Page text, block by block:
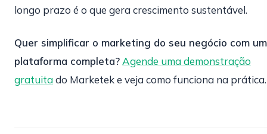
longo prazo é o que gera crescimento sustentável.
Quer simplificar o marketing do seu negócio com
plataforma completa? Agende uma demonstração
gratuitado Marketek e veja como funciona na prática.